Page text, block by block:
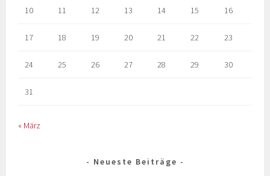
10 11 12 13 14 15 16
17 18 19 20 21 22 23
24 25 26 27 28 29 30
31
« März
Neueste Beiträge